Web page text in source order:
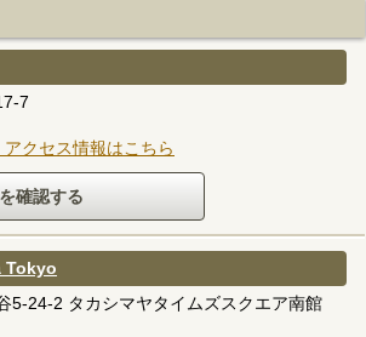
7
クセス情報はこちら
Tokyo
5-24-2 タカシマヤタイムズスクエア南館